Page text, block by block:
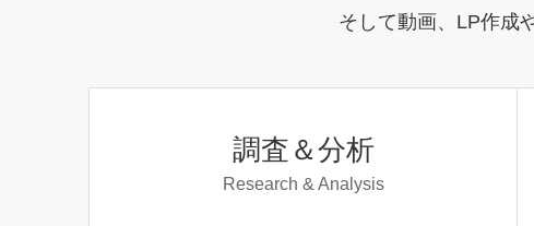
そして動画、LP作成
調査＆分析
Research & Analysis